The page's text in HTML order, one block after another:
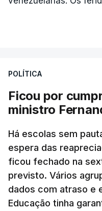
POLÍTICA
Ficou por
ministro
Há escolas sem
espera das
ficou fechado na
previsto. Vários
dados com atraso e
Educação tinha